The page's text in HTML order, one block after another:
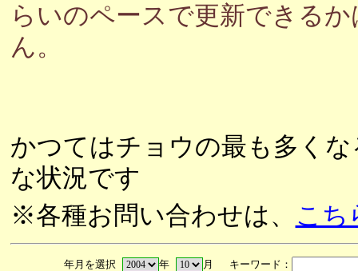
らいのペースで更新できる
ん。
かつてはチョウの最も多く
な状況です
※各種お問い合わせは、 こち
年月を選択 年 月 キーワード：